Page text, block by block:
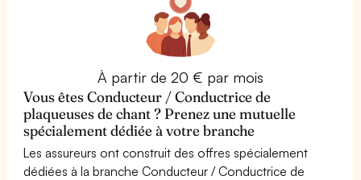
À partir de 20 € par mois
Vous êtes Conducteur / Conductrice de
plaqueuses de chant ? Prenez une mutuelle
spécialement dédiée à votre branche
Les assureurs ont construit des offres spécialement
dédiées à la branche Conducteur / Conductrice de